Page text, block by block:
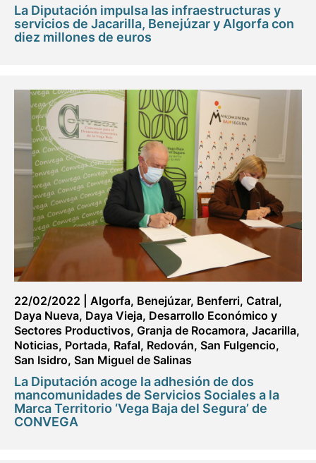
La Diputación impulsa las infraestructuras y
servicios de Jacarilla, Benejúzar y Algorfa con
diez millones de euros
22/02/2022 Algorfa, Benejúzar, Benferri, Catral,
Daya Nueva, Daya Vieja, Desarrollo Económico y
Sectores Productivos, Granja de Rocamora, Jacarilla,
Noticias, Portada, Rafal, Redován, San Fulgencio,
San Isidro, San Miguel de Salinas
La Diputación acoge la adhesión de dos
mancomunidades de Servicios Sociales a la
Marca Territorio ‘Vega Baja del Segura’ de
CONVEGA